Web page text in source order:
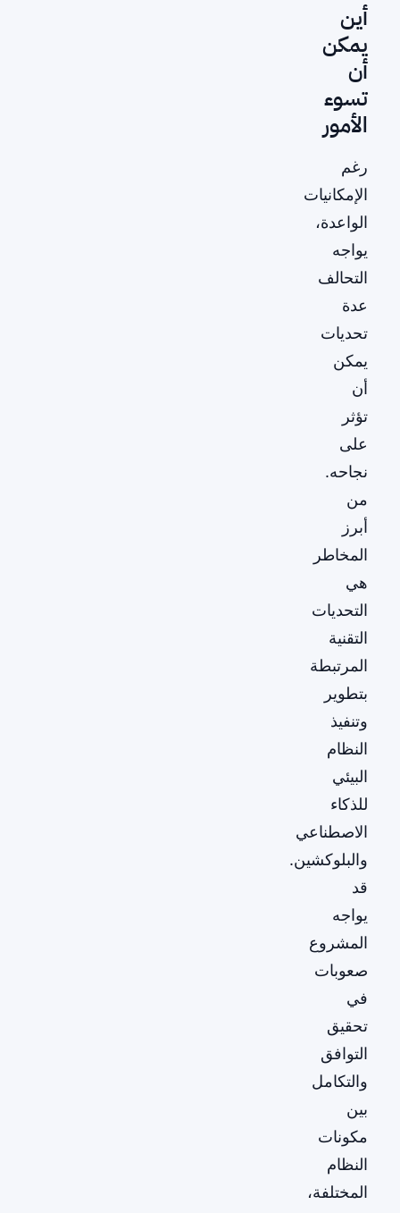
أين
يمكن
أن
تسوء
الأمور
رغم
الإمكانيات
الواعدة،
يواجه
التحالف
عدة
تحديات
يمكن
أن
تؤثر
على
نجاحه.
من
أبرز
المخاطر
هي
التحديات
التقنية
المرتبطة
بتطوير
وتنفيذ
النظام
البيئي
للذكاء
الاصطناعي
والبلوكشين.
قد
يواجه
المشروع
صعوبات
في
تحقيق
التوافق
والتكامل
بين
مكونات
النظام
المختلفة،